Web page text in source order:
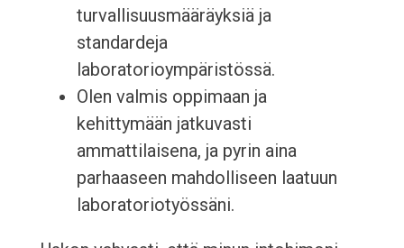
turvallisuusmääräyksiä ja
standardeja
laboratorioympäristössä.
Olen valmis oppimaan ja
kehittymään jatkuvasti
ammattilaisena, ja pyrin aina
parhaaseen mahdolliseen laatuun
laboratoriotyössäni.